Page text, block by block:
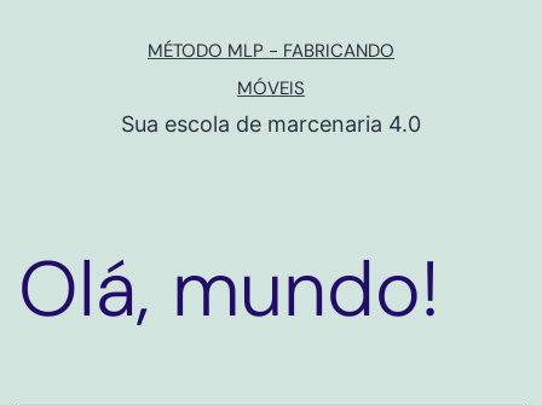
MÉTODO MLP - FABRICANDO
MÓVEIS
Sua escola de marcenaria 4.0
Olá, mundo!